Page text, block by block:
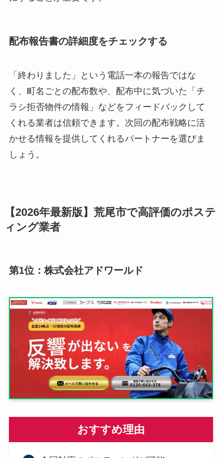
配布報告書の詳細度をチェックする
「終わりました」という電話一本の報告ではな
く、町名ごとの配布数や、配布中に気づいた「チ
ラシ拒否物件の情報」などをフィードバックして
くれる業者は信頼できます。次回の配布戦略に活
かせる情報を提供してくれるパートナーを選びま
しょう。
【2026年最新版】荒尾市で高評価のポステ
ィング業者
第1位：株式会社アドワールド
おすすめ理由